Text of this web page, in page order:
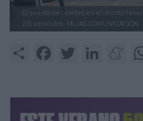
El evento se celebró en el recinto
215 vehículos. MIJAS COMUNICACIÓN
Share FacebookTwitter LinkedIn